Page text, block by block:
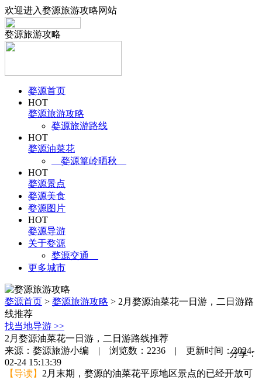
欢迎进入婺源旅游攻略网站
婺源旅游攻略
婺源首页
HOT
婺源旅游攻略
婺源旅游路线
HOT
婺源油菜花
婺源篁岭晒秋
HOT
婺源景点
婺源美食
婺源图片
HOT
婺源导游
关于婺源
婺源交通
更多城市
婺源首页 > 婺源旅游攻略 > 2月婺源油菜花一日游，二日游路
线推荐
找当地导游 >>
2月婺源油菜花一日游，二日游路线推荐
来源：婺源旅游小编 | 浏览数：2236 | 更新时间：2024-
02-24 15:13:39
分享：
【导读】 2月末期，婺源的油菜花平原地区景点的已经开放可